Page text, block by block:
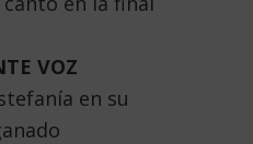
VOZ
en su